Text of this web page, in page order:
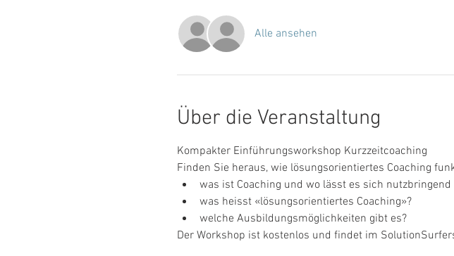
Alle ansehen
Über die Veranstaltung
Kompakter Einführungsworkshop Kurzzeitcoaching
Finden Sie heraus, wie lösungsorientiertes Coaching
was ist Coaching und wo lässt es sich nutzbringend
was heisst «lösungsorientiertes Coaching»?
welche Ausbildungsmöglichkeiten gibt es?
Der Workshop ist kostenlos und findet im